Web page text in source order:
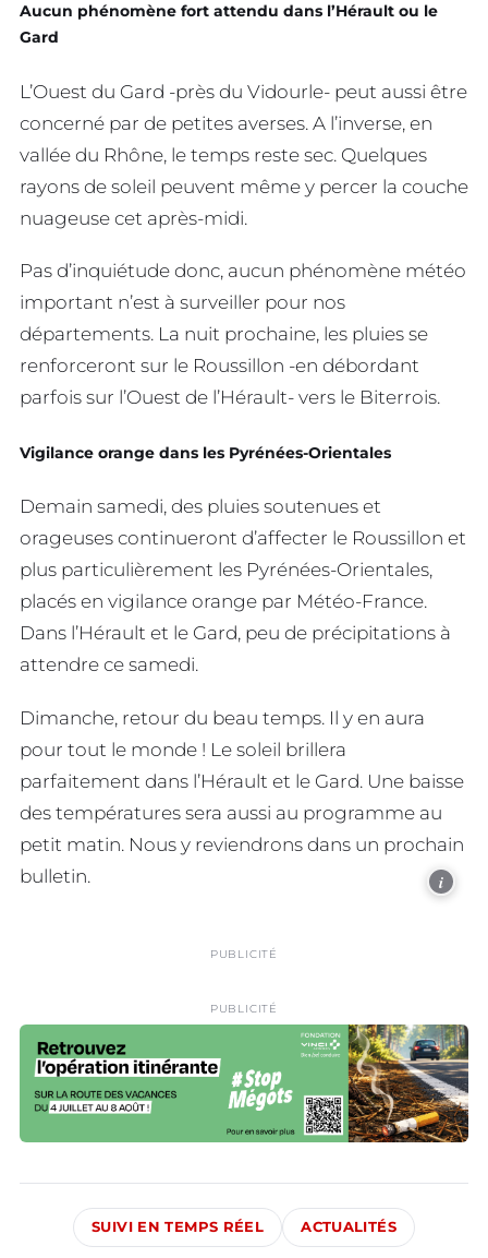
Aucun phénomène fort attendu dans l’Hérault ou le
Gard
L’Ouest du Gard -près du Vidourle- peut aussi être
concerné par de petites averses. A l’inverse, en
vallée du Rhône, le temps reste sec. Quelques
rayons de soleil peuvent même y percer la couche
nuageuse cet après-midi.
Pas d’inquiétude donc, aucun phénomène météo
important n’est à surveiller pour nos
départements. La nuit prochaine, les pluies se
renforceront sur le Roussillon -en débordant
parfois sur l’Ouest de l’Hérault- vers le Biterrois.
Vigilance orange dans les Pyrénées-Orientales
Demain samedi, des pluies soutenues et
orageuses continueront d’affecter le Roussillon et
plus particulièrement les Pyrénées-Orientales,
placés en vigilance orange par Météo-France.
Dans l’Hérault et le Gard, peu de précipitations à
attendre ce samedi.
Dimanche, retour du beau temps. Il y en aura
pour tout le monde ! Le soleil brillera
parfaitement dans l’Hérault et le Gard. Une baisse
des températures sera aussi au programme au
petit matin. Nous y reviendrons dans un prochain
bulletin.
i
PUBLICITÉ
PUBLICITÉ
SUIVI EN TEMPS RÉEL ACTUALITÉS